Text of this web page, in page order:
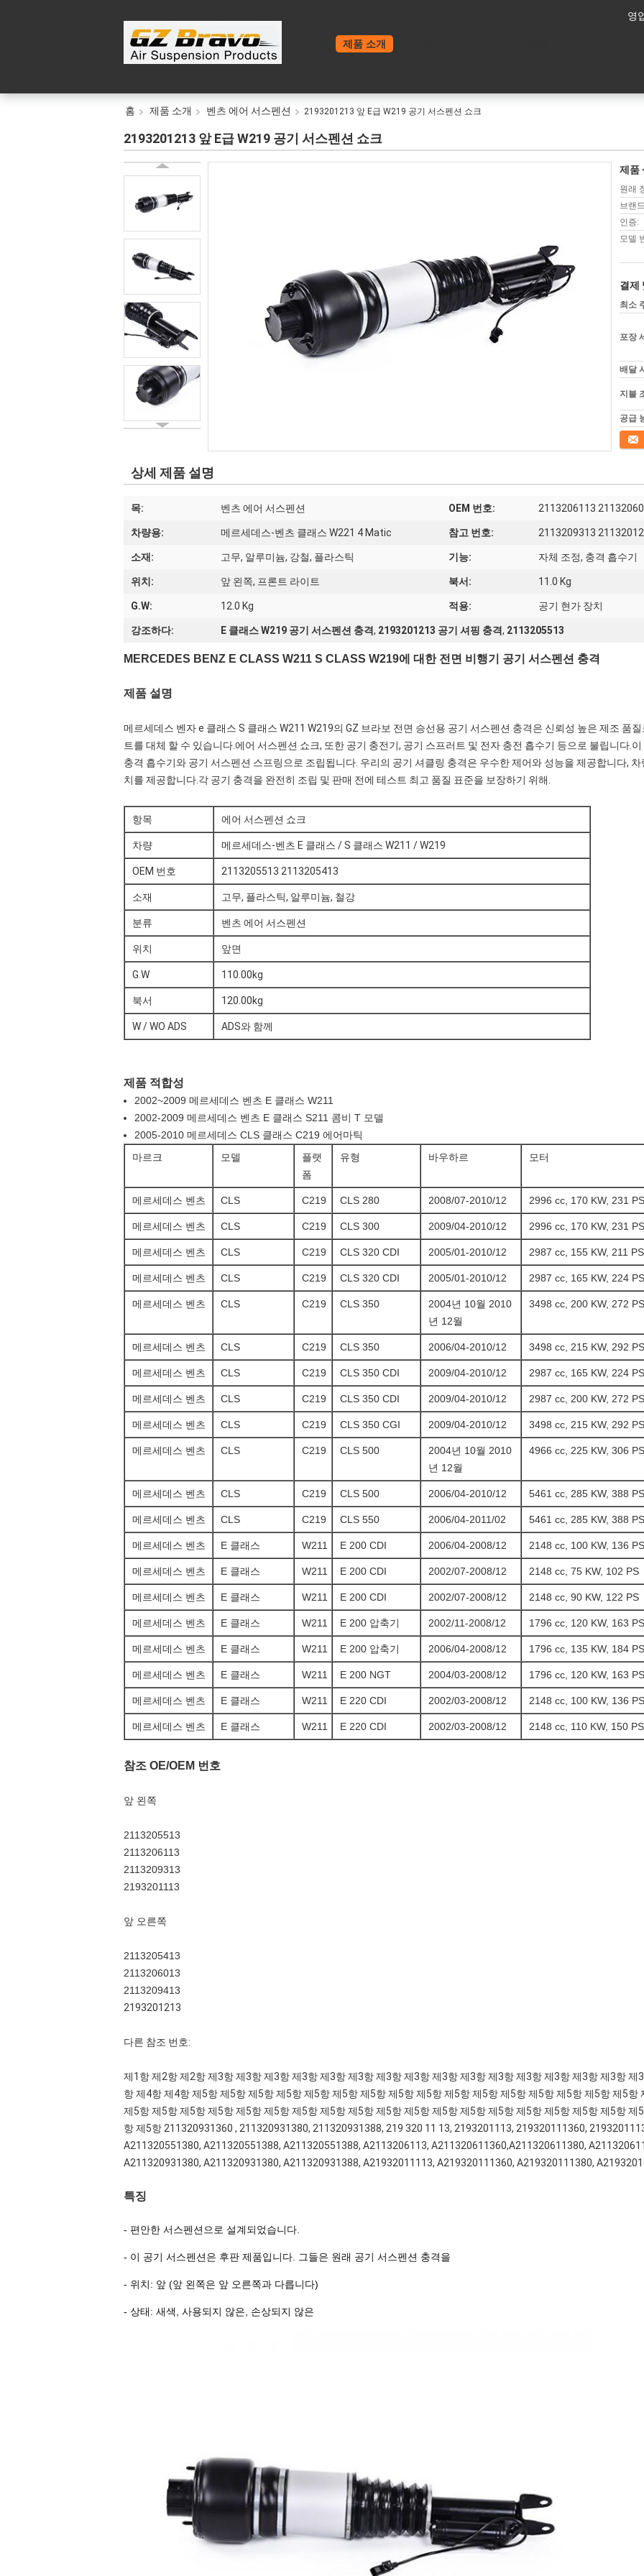
영
제품 소개
홈 제품 소개 벤츠 에어 서스펜션 2193201213 앞 E급 W219 공기 서스펜션 쇼크
2193201213 앞 E급 W219 공기 서스펜션 쇼크
제품
원래
브랜
인증:
모델
결제
최소
포장
배달
지불
공급
접촉
상세 제품 설명
목: 벤츠 에어 서스펜션 OEM 번호: 2113206113
차량용: 메르세데스-벤츠 클래스 W221 4 Matic 참고 번호: 2113209313
소재: 고무, 알루미늄, 강철, 플라스틱 기능: 자체 조정, 충격 흡수기
위치: 앞 왼쪽, 프론트 라이트 북서: 11.0 Kg
G.W: 12.0 Kg 적용: 공기 현가 장치
강조하다: E 클래스 W219 공기 서스펜션 충격, 2193201213 공기 셔핑 충격, 2113205513
MERCEDES BENZ E CLASS W211 S CLASS W219에 대한 전면 비행기 공기 서스펜션 충격
제품 설명
메르세데스 벤자 e 클래스 S 클래스 W211 W219의 GZ 브라보 전면 승선용 공기 서스펜션 충격은 신뢰성 높은 제조 품
트를 대체 할 수 있습니다.에어 서스펜션 쇼크, 또한 공기 충전기, 공기 스프러트 및 전자 충전 흡수기 등으로 불립니다.
충격 흡수기와 공기 서스펜션 스프링으로 조립됩니다. 우리의 공기 셔클링 충격은 우수한 제어와 성능을 제공합니다,
치를 제공합니다.각 공기 충격을 완전히 조립 및 판매 전에 테스트 최고 품질 표준을 보장하기 위해.
항목 에어 서스펜션 쇼크
차량 메르세데스-벤츠 E 클래스 / S 클래스 W211 / W219
OEM 번호 2113205513 2113205413
소재 고무, 플라스틱, 알루미늄, 철강
분류 벤츠 에어 서스펜션
위치 앞면
G.W 110.00kg
북서 120.00kg
W / WO ADS ADS와 함께
제품 적합성
2002~2009 메르세데스 벤츠 E 클래스 W211
2002-2009 메르세데스 벤츠 E 클래스 S211 콤비 T 모델
2005-2010 메르세데스 CLS 클래스 C219 에어마틱
마르크
모델
플랫
폼
유형 바우하르 모터
메르세데스 벤츠 CLS C219 CLS 280 2008/07-2010/12 2996 cc, 170 KW, 231 PS
메르세데스 벤츠 CLS C219 CLS 300 2009/04-2010/12 2996 cc, 170 KW, 231 PS
메르세데스 벤츠 CLS C219 CLS 320 CDI 2005/01-2010/12 2987 cc, 155 KW, 211 PS
메르세데스 벤츠 CLS C219 CLS 320 CDI 2005/01-2010/12 2987 cc, 165 KW, 224 PS
메르세데스 벤츠 CLS C219 CLS 350
2004년 10월 2010
년 12월
3498 cc, 200 KW, 272 PS
메르세데스 벤츠 CLS C219 CLS 350 2006/04-2010/12 3498 cc, 215 KW, 292 PS
메르세데스 벤츠 CLS C219 CLS 350 CDI 2009/04-2010/12 2987 cc, 165 KW, 224 PS
메르세데스 벤츠 CLS C219 CLS 350 CDI 2009/04-2010/12 2987 cc, 200 KW, 272 PS
메르세데스 벤츠 CLS C219 CLS 350 CGI 2009/04-2010/12 3498 cc, 215 KW, 292 PS
메르세데스 벤츠 CLS C219 CLS 500
2004년 10월 2010
년 12월
4966 cc, 225 KW, 306 PS
메르세데스 벤츠 CLS C219 CLS 500 2006/04-2010/12 5461 cc, 285 KW, 388 PS
메르세데스 벤츠 CLS C219 CLS 550 2006/04-2011/02 5461 cc, 285 KW, 388 PS
메르세데스 벤츠 E 클래스 W211 E 200 CDI 2006/04-2008/12 2148 cc, 100 KW, 136 PS
메르세데스 벤츠 E 클래스 W211 E 200 CDI 2002/07-2008/12 2148 cc, 75 KW, 102 PS
메르세데스 벤츠 E 클래스 W211 E 200 CDI 2002/07-2008/12 2148 cc, 90 KW, 122 PS
메르세데스 벤츠 E 클래스 W211 E 200 압축기 2002/11-2008/12 1796 cc, 120 KW, 163 PS
메르세데스 벤츠 E 클래스 W211 E 200 압축기 2006/04-2008/12 1796 cc, 135 KW, 184 PS
메르세데스 벤츠 E 클래스 W211 E 200 NGT 2004/03-2008/12 1796 cc, 120 KW, 163 PS
메르세데스 벤츠 E 클래스 W211 E 220 CDI 2002/03-2008/12 2148 cc, 100 KW, 136 PS
메르세데스 벤츠 E 클래스 W211 E 220 CDI 2002/03-2008/12 2148 cc, 110 KW, 150 PS
참조 OE/OEM 번호
앞 왼쪽
2113205513
2113206113
2113209313
2193201113
앞 오른쪽
2113205413
2113206013
2113209413
2193201213
다른 참조 번호:
제1항 제2항 제2항 제3항 제3항 제3항 제3항 제3항 제3항 제3항 제3항 제3항 제3항 제3항 제3항 제3항 제3항 제3항
항 제4항 제4항 제5항 제5항 제5항 제5항 제5항 제5항 제5항 제5항 제5항 제5항 제5항 제5항 제5항 제5항 제5항 제5
제5항 제5항 제5항 제5항 제5항 제5항 제5항 제5항 제5항 제5항 제5항 제5항 제5항 제5항 제5항 제5항 제5항 제5항
항 제5항 211320931360 , 211320931380, 211320931388, 219 320 11 13, 2193201113, 219320111360,
A211320551380, A211320551388, A211320551388, A2113206113, A211320611360,A211320611380,
A211320931380, A211320931380, A211320931388, A21932011113, A219320111360, A219320111380,
특징
- 편안한 서스펜션으로 설계되었습니다.
- 이 공기 서스펜션은 후판 제품입니다. 그들은 원래 공기 서스펜션 충격을
- 위치: 앞 (앞 왼쪽은 앞 오른쪽과 다릅니다)
- 상태: 새색, 사용되지 않은, 손상되지 않은